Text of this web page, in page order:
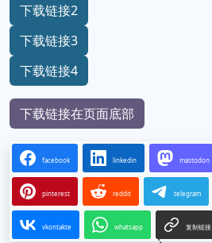
下载链接2
下载链接3
下载链接4
下载链接在页面底部
facebook linkedin mastodon
pinterest reddit telegram
vkontakte whatsapp 复制链接